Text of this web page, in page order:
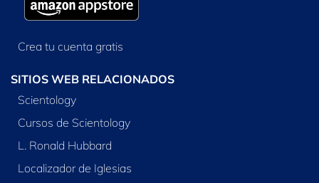
Crea tu cuenta gratis
SITIOS WEB RELACIONADOS
Scientology
Cursos de Scientology
L. Ronald Hubbard
Localizador de Iglesias